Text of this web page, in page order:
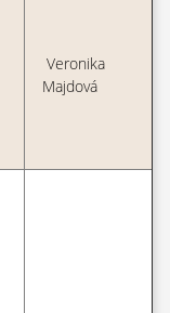
Veronika
Majdová